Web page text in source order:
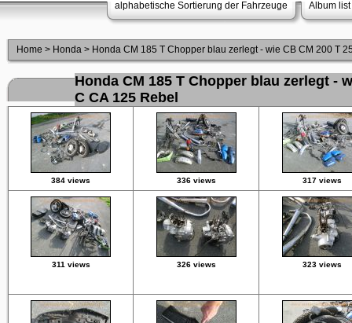
alphabetische Sortierung der Fahrzeuge Album list
Home > Honda > Honda CM 185 T Chopper blau zerlegt - wie CB CM 200 T
Honda CM 185 T Chopper blau zerlegt -
C CA 125 Rebel
384 views 336 views 317 views
311 views 326 views 323 views